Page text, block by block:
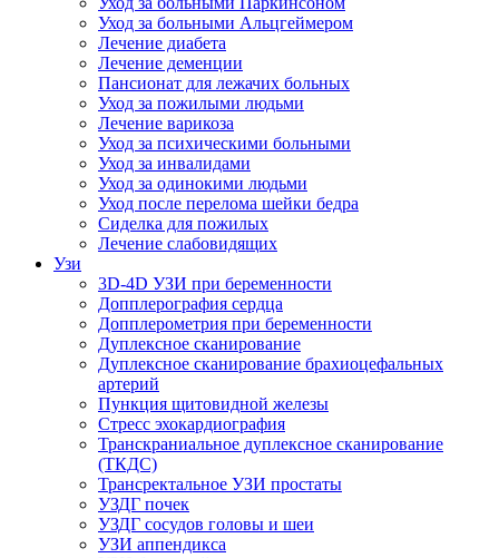
Уход за больными Альцгеймером
Лечение диабета
Лечение деменции
Пансионат для лежачих больных
Уход за пожилыми людьми
Лечение варикоза
Уход за психическими больными
Уход за инвалидами
Уход за одинокими людьми
Уход после перелома шейки бедра
Сиделка для пожилых
Лечение слабовидящих
Узи
3D-4D УЗИ при беременности
Допплерография сердца
Допплерометрия при беременности
Дуплексное сканирование
Дуплексное сканирование брахиоцефальных
артерий
Пункция щитовидной железы
Стресс эхокардиография
Транскраниальное дуплексное сканирование
(ТКДС)
Трансректальное УЗИ простаты
УЗДГ почек
УЗДГ сосудов головы и шеи
УЗИ аппендикса